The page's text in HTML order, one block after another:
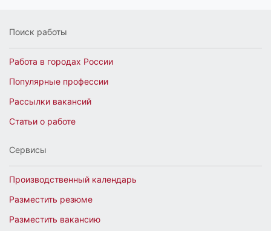
Поиск работы
Работа в городах России
Популярные профессии
Рассылки вакансий
Статьи о работе
Сервисы
Производственный календарь
Разместить резюме
Разместить вакансию